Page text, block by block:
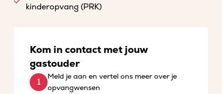
kinderopvang (PRK)
Kom in contact met jouw
gastouder
Meld je aan en vertel ons meer over je
opvangwensen